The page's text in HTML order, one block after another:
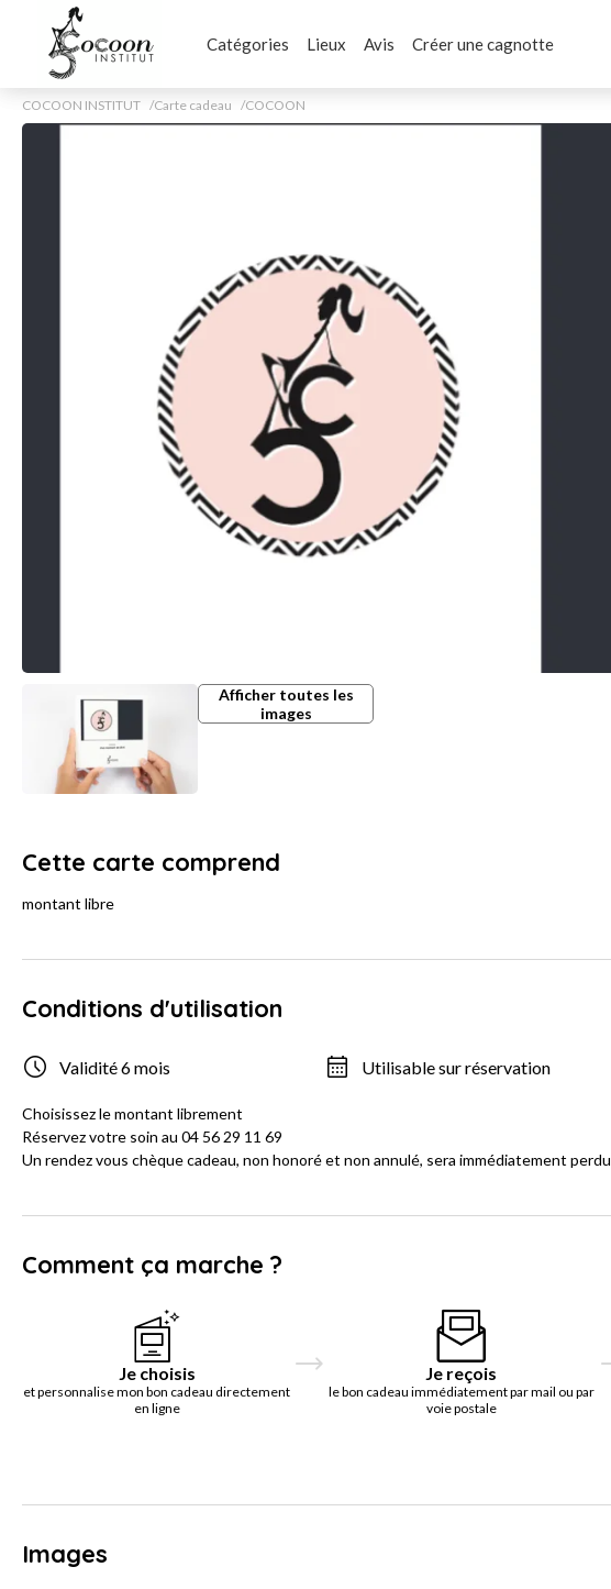
Catégories Lieux Avis Créer une cagnotte
COCOON INSTITUT Carte cadeau COCOON
Afficher toutes les
images
Cette carte comprend
montant libre
Conditions d'utilisation
Validité 6 mois Utilisable sur réservation
Choisissez le montant librement
Réservez votre soin au 04 56 29 11 69
Un rendez vous chèque cadeau, non honoré et non annulé, sera immédiatement perdu
Comment ça marche ?
Je choisis
et personnalise mon bon cadeau directement
en ligne
Je reçois
le bon cadeau immédiatement par mail ou par
voie postale
Images